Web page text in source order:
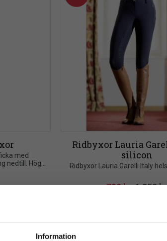
Information
med
nedtill. Hög
Lägg till i önskelista
Ridbyxor Lauria
silicon
Ridbyxor Lauria Garelli Italy
700kr 1 250kr